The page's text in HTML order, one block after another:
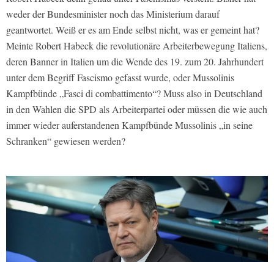
weder der Bundesminister noch das Ministerium darauf
geantwortet. Weiß er es am Ende selbst nicht, was er gemeint hat?
Meinte Robert Habeck die revolutionäre Arbeiterbewegung Italiens,
deren Banner in Italien um die Wende des 19. zum 20. Jahrhundert
unter dem Begriff Fascismo gefasst wurde, oder Mussolinis
Kampfbünde „Fasci di combattimento“? Muss also in Deutschland
in den Wahlen die SPD als Arbeiterpartei oder müssen die wie auch
immer wieder auferstandenen Kampfbünde Mussolinis „in seine
Schranken“ gewiesen werden?